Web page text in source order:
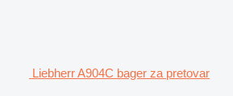
Liebherr A904C bager za pretovar